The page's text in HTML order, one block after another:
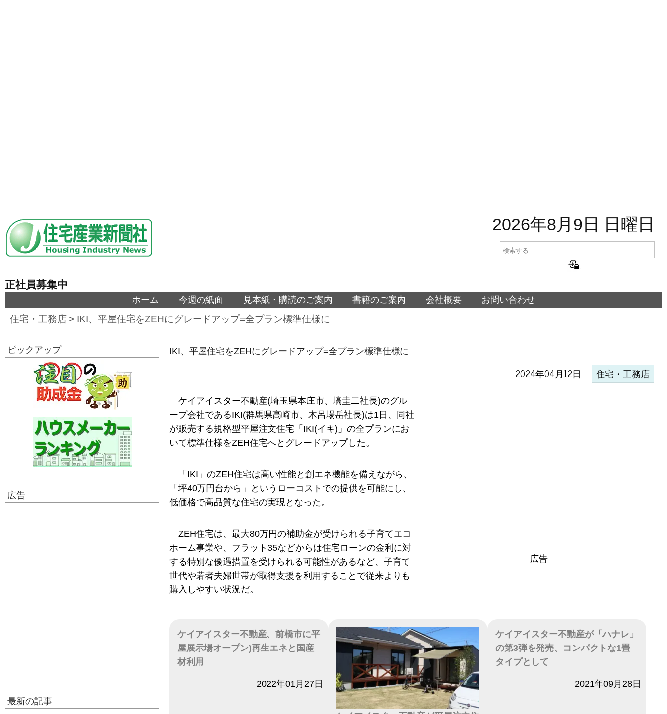
2026年8月9日 日曜日
正社員募集中
ホーム 今週の紙面 見本紙・購読のご案内 書籍のご案内 会社概要 お問い合わせ
住宅・工務店 > IKI、平屋住宅をZEHにグレードアップ=全プラン標準仕様に
IKI、平屋住宅をZEHにグレードアップ=全プラン標準仕様に
2024年04月12日 住宅・工務店
広告
ケイアイスター不動産(埼玉県本庄市、塙圭二社長)のグル
ープ会社であるIKI(群馬県高崎市、木呂場岳社長)は1日、同社
が販売する規格型平屋注文住宅「IKI(イキ)」の全プランにお
いて標準仕様をZEH住宅へとグレードアップした。
「IKI」のZEH住宅は高い性能と創エネ機能を備えながら、
「坪40万円台から」というローコストでの提供を可能にし、
低価格で高品質な住宅の実現となった。
ZEH住宅は、最大80万円の補助金が受けられる子育てエコ
ホーム事業や、フラット35などからは住宅ローンの金利に対
する特別な優遇措置を受けられる可能性があるなど、子育て
世代や若者夫婦世帯が取得支援を利用することで従来よりも
購入しやすい状況だ。
ケイアイスター不動産、前橋市に平
屋展示場オープン)再生エネと国産
材利用
2022年01月27日
ケイアイスター不動産が「ハナレ」
の第3弾を発売、コンパクトな1畳
タイプとして
2021年09月28日
ピックアップ
広告
最新の記事